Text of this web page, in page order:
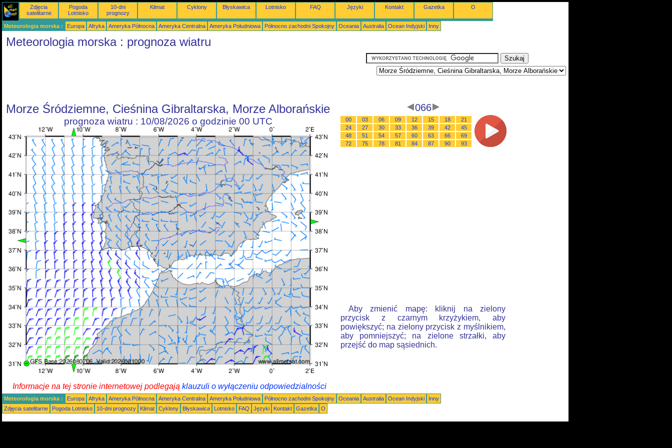
Zdjęcia
satelitarne
Pogoda
Lotnisko
10-dni
prognozy
Klimat Cyklony Błyskawica Lotnisko FAQ Języki Kontakt Gazetka O
Meteorologia morska : Europa Afryka Ameryka Północna Ameryka Centralna Ameryka Południowa Północno zachodni Spokojny Oceania Australia Ocean Indyjski Inny
Meteorologia morska : prognoza wiatru
Morze Śródziemne, Cieśnina Gibraltarska, Morze Alborańskie
prognoza wiatru : 10/08/2026 o godzinie 00 UTC
066
00 03 06 09 12 15 18
21
24
27 30 33 36 39 42
45
48
51 54 57 60 63 66
69
72
75 78 81 84 87 90 93
Aby zmienić mapę: kliknij na zielony
przycisk z czarnym krzyżykiem, aby
powiększyć; na zielony przycisk z myślnikiem,
aby pomniejszyć; na zielone strzałki, aby
przejść do map sąsiednich.
Informacje na tej stronie internetowej podlegają klauzuli o wyłączeniu odpowiedzialności
Meteorologia morska : Europa Afryka Ameryka Północna Ameryka Centralna Ameryka Południowa Północno zachodni Spokojny Oceania Australia Ocean Indyjski
Inny
Zdjęcia satelitarne
Pogoda Lotnisko 10-dni prognozy Klimat Cyklony Błyskawica Lotnisko FAQ Języki Kontakt Gazetka O